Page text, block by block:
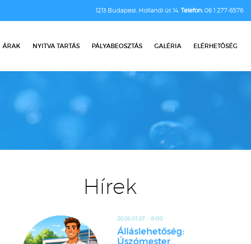
1213 Budapest, Hollandi út 14. Telefon:06 1 277-6576
ÁRAK NYITVA TARTÁS PÁLYABEOSZTÁS GALÉRIA ELÉRHETŐSÉG
Hírek
2026.01.27. - 8:00
Álláslehetőség:
Úszómester